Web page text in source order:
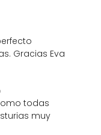
Gracias Eva
todas
muy